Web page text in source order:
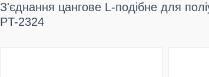
З'єднання цангове L-подібне для
PT-2324